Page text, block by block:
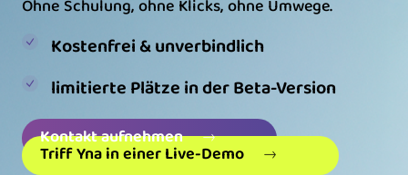
Ohne Schulung, ohne Klicks, ohne Umwege.
Kostenfrei & unverbindlich
limitierte Plätze in der Beta-Version
Kontakt aufnehmen
Triff Yna in einer Live-Demo